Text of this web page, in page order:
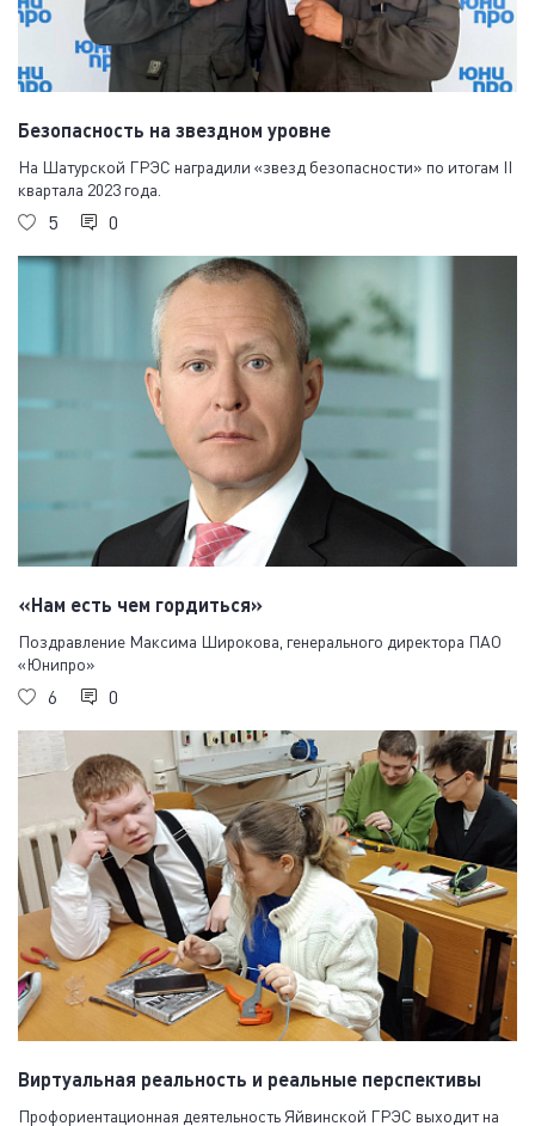
Безопасность на звездном уровне
На Шатурской ГРЭС наградили «звезд безопасности» по итогам II
квартала 2023 года.
5 0
«Нам есть чем гордиться»
Поздравление Максима Широкова, генерального директора ПАО
«Юнипро»
6 0
Виртуальная реальность и реальные перспективы
Профориентационная деятельность Яйвинской ГРЭС выходит на